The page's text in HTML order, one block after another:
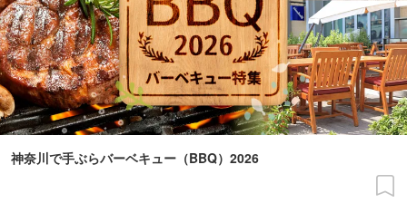
神奈川で手ぶらバーベキュー（BBQ）2026